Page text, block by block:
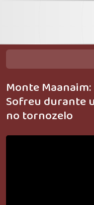
Monte
Sofreu durante
no tornozelo